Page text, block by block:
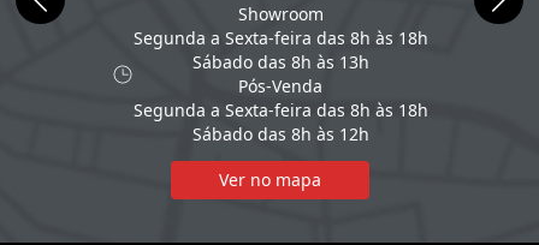
Showroom
Segunda a Sexta-feira das 8h às 18h
Sábado das 8h às 13h
Pós-Venda
Segunda a Sexta-feira das 8h às 18h
Sábado das 8h às 12h
Ver no mapa